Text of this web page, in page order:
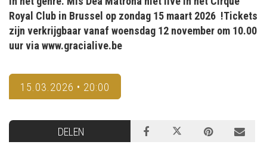
Royal Club in Brussel op zondag 15 maart 2026 !Tickets
zijn verkrijgbaar vanaf woensdag 12 november om 10.00
uur via www.gracialive.be
15.03.2026 • 20:00
DELEN